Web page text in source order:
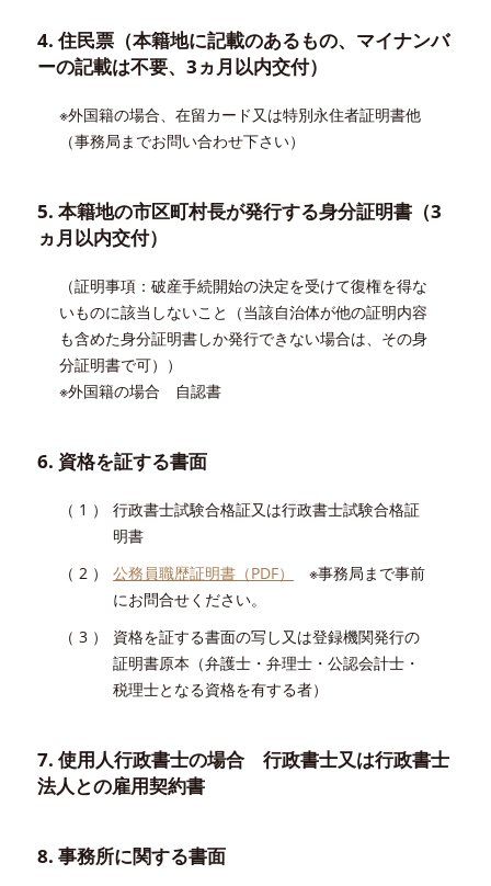
4. 住民票（本籍地に記載のあるもの、マイナンバ
ーの記載は不要、3ヵ月以内交付）
※外国籍の場合、在留カード又は特別永住者証明書他
（事務局までお問い合わせ下さい）
5. 本籍地の市区町村長が発行する身分証明書（3
ヵ月以内交付）
（証明事項：破産手続開始の決定を受けて復権を得な
いものに該当しないこと（当該自治体が他の証明内容
も含めた身分証明書しか発行できない場合は、その身
分証明書で可））
※外国籍の場合 自認書
6. 資格を証する書面
行政書士試験合格証又は行政書士試験合格証
明書
公務員職歴証明書（PDF）
※事務局まで事前
にお問合せください。
資格を証する書面の写し又は登録機関発行の
証明書原本（弁護士・弁理士・公認会計士・
税理士となる資格を有する者）
7. 使用人行政書士の場合 行政書士又は行政書士
法人との雇用契約書
8. 事務所に関する書面